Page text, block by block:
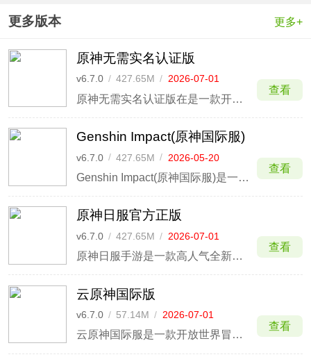
更多版本 更多+
原神无需实名认证版
v6.7.0 / 427.65M / 2026-07-01
原神无需实名认证版在是一款开放世界冒险手游，该版本在原版基础之上已去除实名认证部分，玩家们不用进行实名认证的困扰而直接进入游戏即使玩上一天也没问题，让玩家们能够随心所欲想玩就玩，玩家们还将在被称作“提瓦特”的游戏世界里与性格各异、能力独特的同伴们一起冒险旅行并发掘“原神”的
查看
Genshin Impact(原神国际服)
v6.7.0 / 427.65M / 2026-05-20
Genshin Impact(原神国际服)是一款有着二次元风格的开放世界冒险手游，也就是原神手游的国际服版本。在国际服中玩家可以体验更多新角色、活动、剧情、武器和怪物，玩家玩家起来也会获得更爽的体验。
查看
原神日服官方正版
v6.7.0 / 427.65M / 2026-07-01
原神日服手游是一款高人气全新开放世界冒险RPG游戏，在广阔的世界中，你可以踏遍七国，邂逅性格各异、能力独特的同伴，与他们一同参与冒险、探索未知。这里有着日服专属活动，让大家能够感受原汁原味的二次元风味，全新的风格设计带给玩家极致游玩享受。
查看
云原神国际版
v6.7.0 / 57.14M / 2026-07-01
云原神国际服是一款开放世界冒险手游，该版本是HoYoverse的原神国际服云版本，实时云技术使您只需单击按钮即可探索冒险世界，并享受低延迟、高质量图形和高帧率，而无需下载原神完整游戏包，主要针对于对于想玩国际服原神设备性能一般的玩家群体！
查看